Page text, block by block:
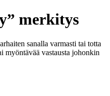
merkitys
sanalla varmasti tai totta
myöntävää vastausta johonkin